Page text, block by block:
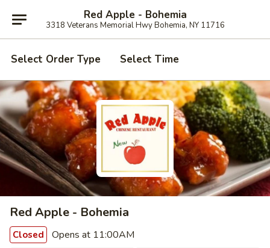
Red Apple - Bohemia
3318 Veterans Memorial Hwy Bohemia, NY 11716
Select Order Type Select Time
Red Apple - Bohemia
Closed Opens at 11:00AM